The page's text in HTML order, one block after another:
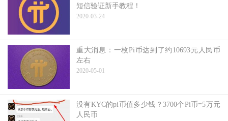
短信验证新手教程！
2020-03-24
重大消息：一枚Pi币达到了约10693元人民币
左右
2020-05-01
没有KYC的pi币值多少钱？3700个Pi币=5万元
人民币